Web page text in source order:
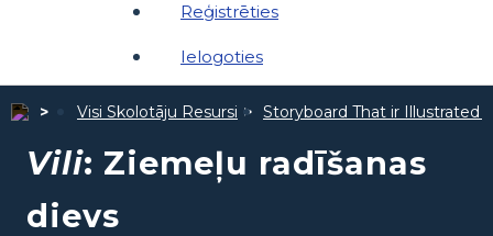
Reģistrēties
Ielogoties
Visi Skolotāju Resursi Storyboard That ir Illustrated
Vili: Ziemeļu radīšanas
dievs